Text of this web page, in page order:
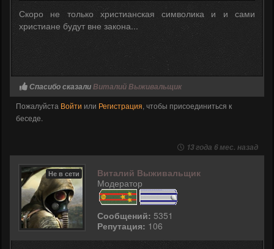
Скоро не только христианская символика и и сами
христиане будут вне закона...
Спасибо сказалиВиталий Выживальщик
Пожалуйста Войти или Регистрация, чтобы присоединиться к
беседе.
13 года 6 мес. назад
Не в сети
Виталий Выживальщик
Модератор
Сообщений: 5351
Репутация: 106